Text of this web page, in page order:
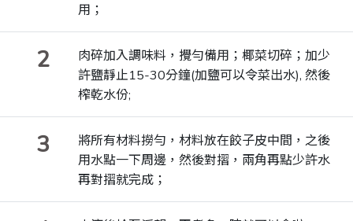
用；
2
肉碎加入調味料，攪勻備用；椰菜切碎；加少
許鹽靜止15-30分鐘(加鹽可以令菜出水), 然後
榨乾水份;
3
將所有材料撈勻，材料放在餃子皮中間，之後
用水點一下周邊，然後對摺，兩角再點少許水
再對摺就完成；